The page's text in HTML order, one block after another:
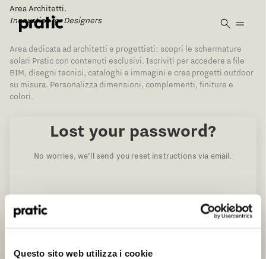
Questo sito web utilizza i cookie
Area Architetti.
Innovation for Designers
Area dedicata ad architetti e progettisti: scopri le schermature
solari Pratic con contenuti esclusivi. Iscriviti per accedere a file
BIM, disegni tecnici, cataloghi e immagini e crea progetti outdoor
su misura. Personalizza dimensioni, complementi, finiture e
colori.
Lost your password?
No worries, we’ll send you reset instructions via email.
Username or Email
HoReCa